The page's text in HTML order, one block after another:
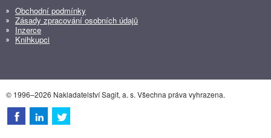
Obchodní podmínky
Zásady zpracování osobních údajů
Inzerce
Knihkupci
© 1996–2026 Nakladatelství Sagit, a. s. Všechna práva vyhrazena.